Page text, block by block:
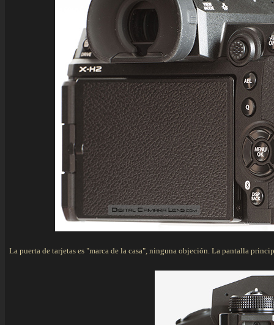
La puerta de tarjetas es "marca de la casa", ninguna objeción. La pantalla